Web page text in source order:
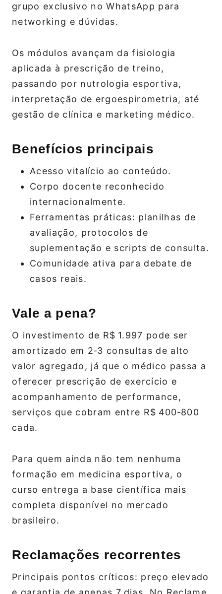
grupo exclusivo no WhatsApp para
networking e dúvidas.
Os módulos avançam da fisiologia
aplicada à prescrição de treino,
passando por nutrologia esportiva,
interpretação de ergoespirometria, até
gestão de clínica e marketing médico.
Benefícios principais
Acesso vitalício ao conteúdo.
Corpo docente reconhecido
internacionalmente.
Ferramentas práticas: planilhas de
avaliação, protocolos de
suplementação e scripts de consulta.
Comunidade ativa para debate de
casos reais.
Vale a pena?
O investimento de R$ 1.997 pode ser
amortizado em 2‑3 consultas de alto
valor agregado, já que o médico passa a
oferecer prescrição de exercício e
acompanhamento de performance,
serviços que cobram entre R$ 400‑800
cada.
Para quem ainda não tem nenhuma
formação em medicina esportiva, o
curso entrega a base científica mais
completa disponível no mercado
brasileiro.
Reclamações recorrentes
Principais pontos críticos: preço elevado